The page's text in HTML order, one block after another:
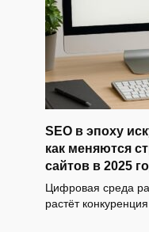
SEO в эпоху
как меняются
сайтов в 2025
Цифровая среда
растёт конкуренция